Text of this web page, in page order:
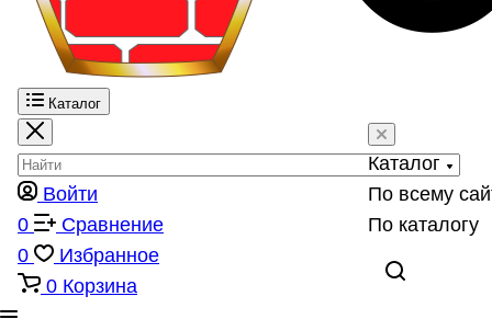
Каталог
Каталог
По всему
По каталогу
Войти
0
Сравнение
0
Избранное
0 Корзина